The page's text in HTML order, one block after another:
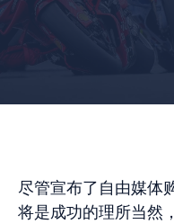
尽管宣布了自由媒体
将是成功的理所当然